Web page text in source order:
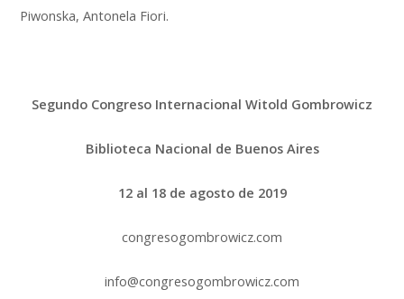
Piwonska, Antonela Fiori.
Segundo Congreso Internacional Witold Gombrowicz
Biblioteca Nacional de Buenos Aires
12 al 18 de agosto de 2019
congresogombrowicz.com
info@congresogombrowicz.com